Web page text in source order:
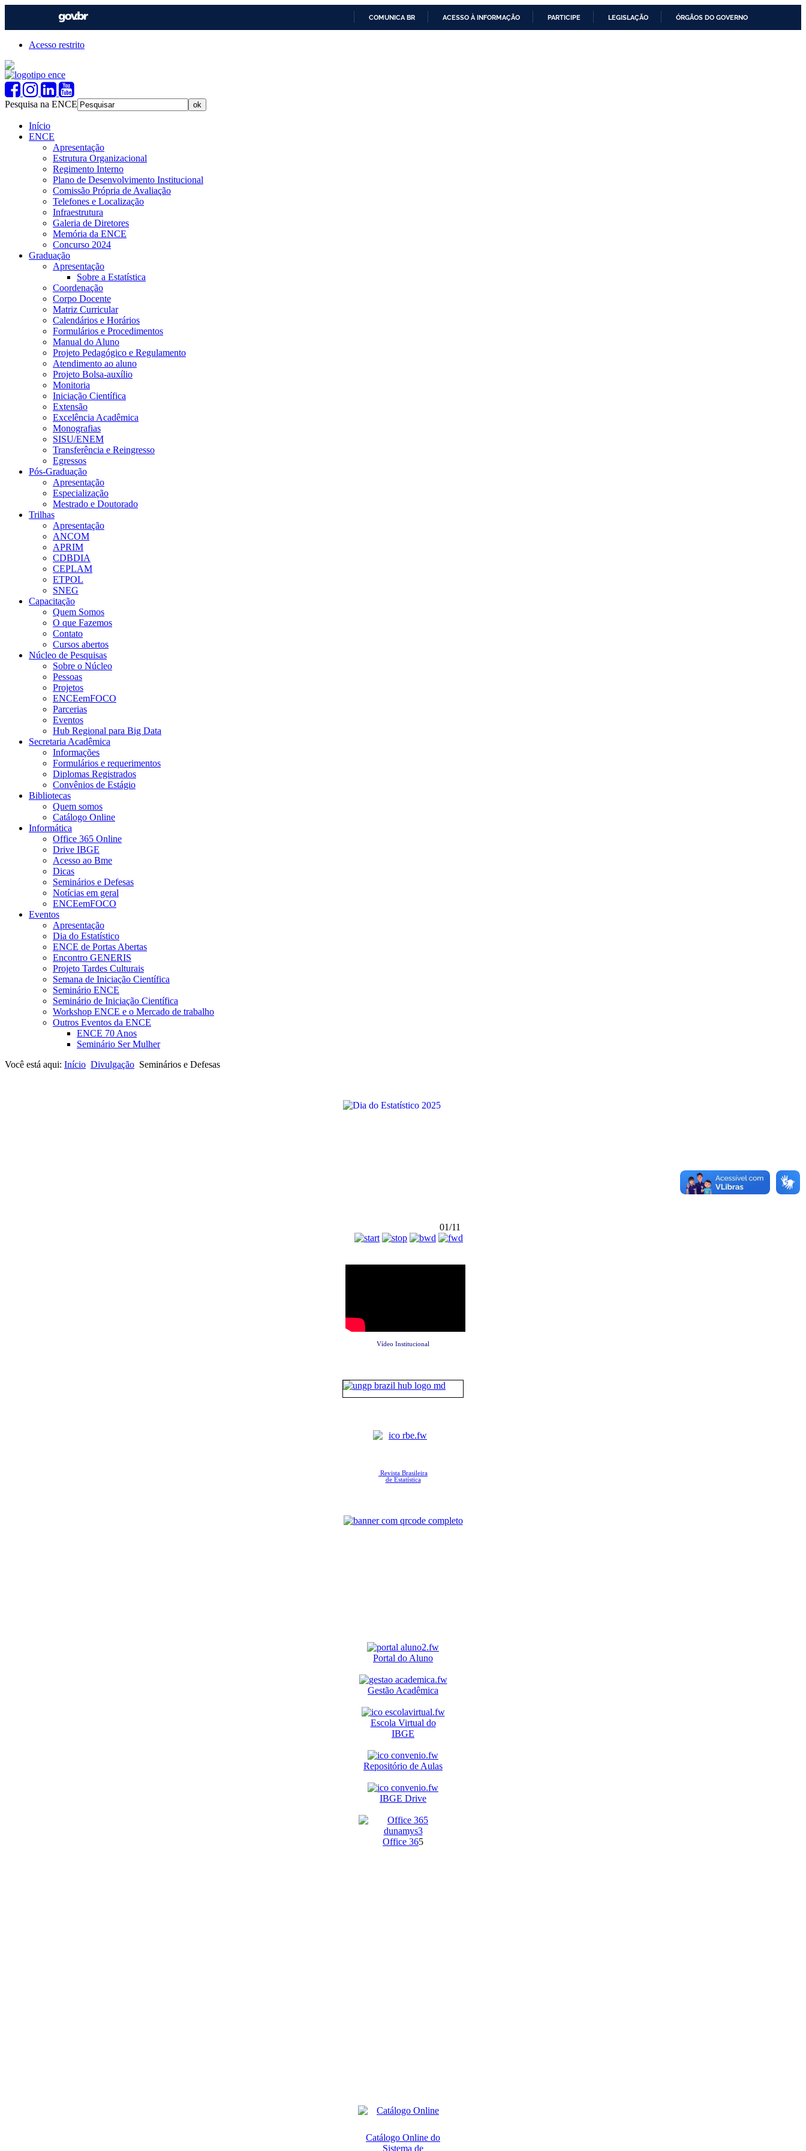
COMUNICA BR ACESSO À INFORMAÇÃO PARTICIPE LEGISLAÇÃO ÓRGÃOS DO GOVERNO
Acesso restrito
Pesquisa na ENCE
Início
ENCE
Apresentação
Estrutura Organizacional
Regimento Interno
Plano de Desenvolvimento Institucional
Comissão Própria de Avaliação
Telefones e Localização
Infraestrutura
Galeria de Diretores
Memória da ENCE
Concurso 2024
Graduação
Apresentação
Sobre a Estatística
Coordenação
Corpo Docente
Matriz Curricular
Calendários e Horários
Formulários e Procedimentos
Manual do Aluno
Projeto Pedagógico e Regulamento
Atendimento ao aluno
Projeto Bolsa-auxílio
Monitoria
Iniciação Científica
Extensão
Excelência Acadêmica
Monografias
SISU/ENEM
Transferência e Reingresso
Egressos
Pós-Graduação
Apresentação
Especialização
Mestrado e Doutorado
Trilhas
Apresentação
ANCOM
APRIM
CDBDIA
CEPLAM
ETPOL
SNEG
Capacitação
Quem Somos
O que Fazemos
Contato
Cursos abertos
Núcleo de Pesquisas
Sobre o Núcleo
Pessoas
Projetos
ENCEemFOCO
Parcerias
Eventos
Hub Regional para Big Data
Secretaria Acadêmica
Informações
Formulários e requerimentos
Diplomas Registrados
Convênios de Estágio
Bibliotecas
Quem somos
Catálogo Online
Informática
Office 365 Online
Drive IBGE
Acesso ao Bme
Dicas
Seminários e Defesas
Notícias em geral
ENCEemFOCO
Eventos
Apresentação
Dia do Estatístico
ENCE de Portas Abertas
Encontro GENERIS
Projeto Tardes Culturais
Semana de Iniciação Científica
Seminário ENCE
Seminário de Iniciação Científica
Workshop ENCE e o Mercado de trabalho
Outros Eventos da ENCE
ENCE 70 Anos
Seminário Ser Mulher
Você está aqui: Início Divulgação Seminários e Defesas
01/11
Vídeo Institucional
Revista Brasileira
de Estatística
Portal do Aluno
Gestão Acadêmica
Escola Virtual do
IBGE
Repositório de Aulas
IBGE Drive
Office 365
Catálogo Online do
Sistema de